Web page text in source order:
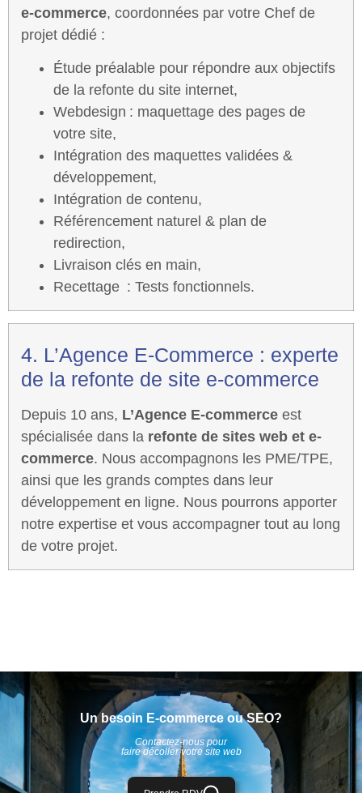
e-commerce, coordonnées par votre Chef de
projet dédié :
Étude préalable pour répondre aux objectifs
de la refonte du site internet,
Webdesign : maquettage des pages de
votre site,
Intégration des maquettes validées &
développement,
Intégration de contenu,
Référencement naturel & plan de
redirection,
Livraison clés en main,
Recettage : Tests fonctionnels.
4. L’Agence E-Commerce : experte
de la refonte de site e-commerce
Depuis 10 ans, L’Agence E-commerce est
spécialisée dans la refonte de sites web et e-
commerce. Nous accompagnons les PME/TPE,
ainsi que les grands comptes dans leur
développement en ligne. Nous pourrons apporter
notre expertise et vous accompagner tout au long
de votre projet.
Un besoin E-commerce ou SEO?
Contactez-nous pour
faire décoller votre site web